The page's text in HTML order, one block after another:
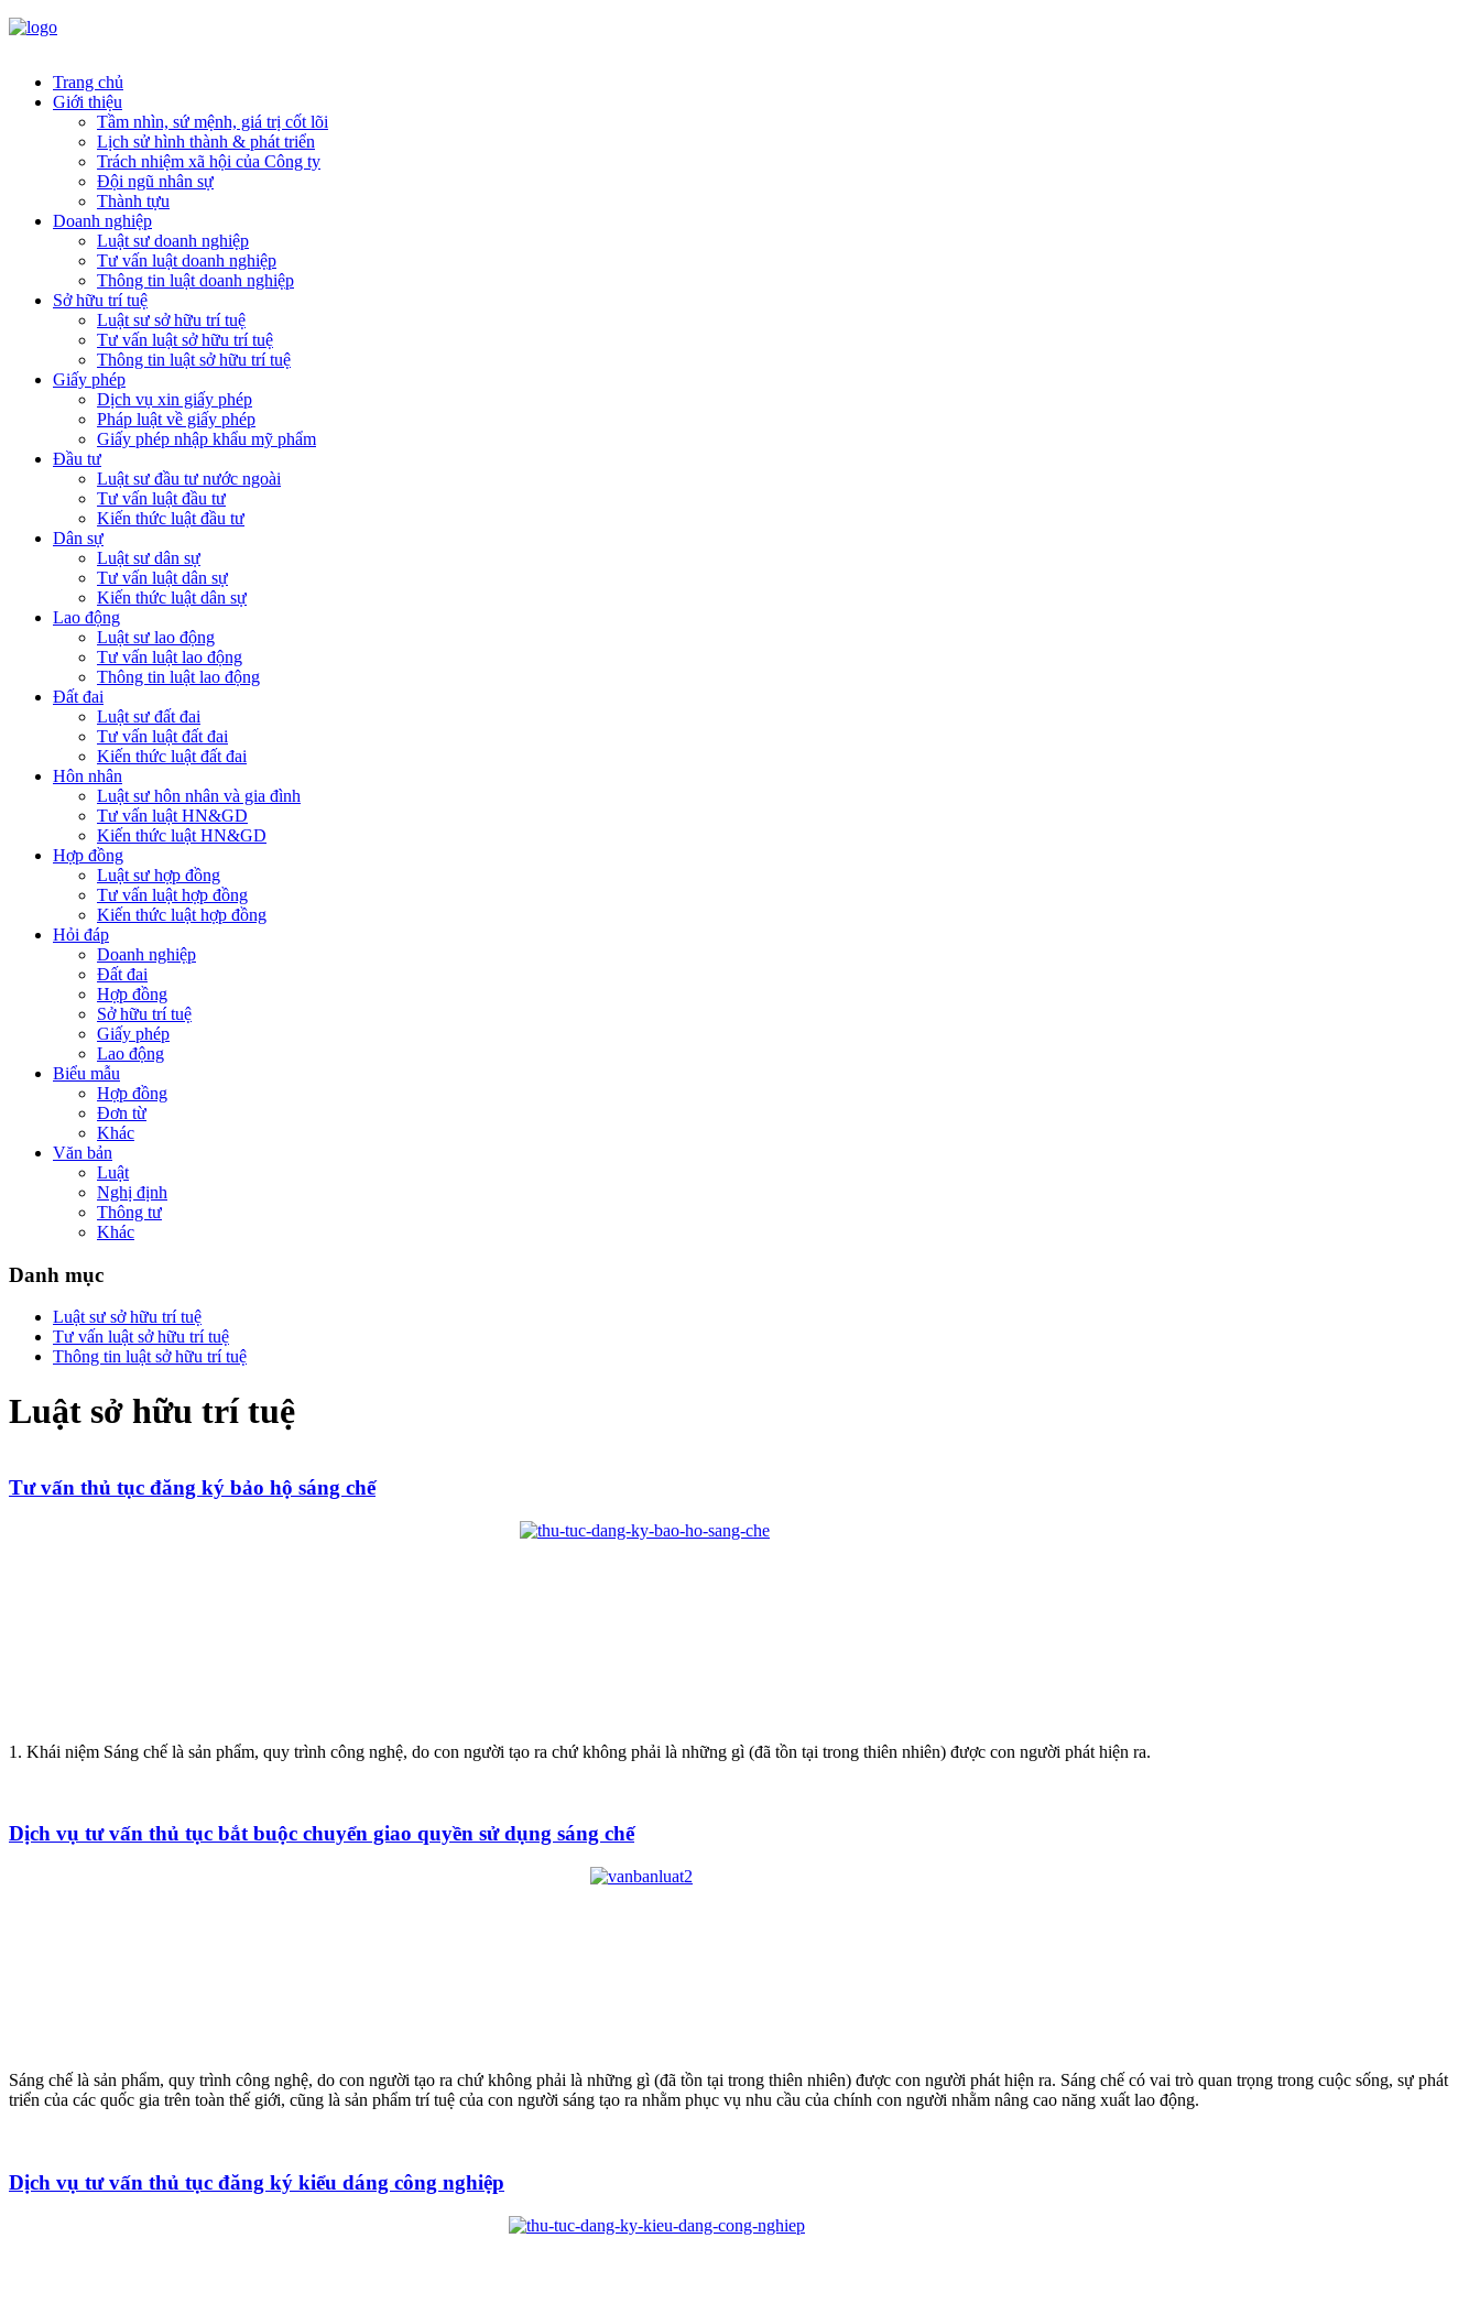
Trang chủ
Giới thiệu
Tầm nhìn, sứ mệnh, giá trị cốt lõi
Lịch sử hình thành & phát triển
Trách nhiệm xã hội của Công ty
Đội ngũ nhân sự
Thành tựu
Doanh nghiệp
Luật sư doanh nghiệp
Tư vấn luật doanh nghiệp
Thông tin luật doanh nghiệp
Sở hữu trí tuệ
Luật sư sở hữu trí tuệ
Tư vấn luật sở hữu trí tuệ
Thông tin luật sở hữu trí tuệ
Giấy phép
Dịch vụ xin giấy phép
Pháp luật về giấy phép
Giấy phép nhập khẩu mỹ phẩm
Đầu tư
Luật sư đầu tư nước ngoài
Tư vấn luật đầu tư
Kiến thức luật đầu tư
Dân sự
Luật sư dân sự
Tư vấn luật dân sự
Kiến thức luật dân sự
Lao động
Luật sư lao động
Tư vấn luật lao động
Thông tin luật lao động
Đất đai
Luật sư đất đai
Tư vấn luật đất đai
Kiến thức luật đất đai
Hôn nhân
Luật sư hôn nhân và gia đình
Tư vấn luật HN&GD
Kiến thức luật HN&GD
Hợp đồng
Luật sư hợp đồng
Tư vấn luật hợp đồng
Kiến thức luật hợp đồng
Hỏi đáp
Doanh nghiệp
Đất đai
Hợp đồng
Sở hữu trí tuệ
Giấy phép
Lao động
Biểu mẫu
Hợp đồng
Đơn từ
Khác
Văn bản
Luật
Nghị định
Thông tư
Khác
Danh mục
Luật sư sở hữu trí tuệ
Tư vấn luật sở hữu trí tuệ
Thông tin luật sở hữu trí tuệ
Luật sở hữu trí tuệ
Tư vấn thủ tục đăng ký bảo hộ sáng chế
1. Khái niệm Sáng chế là sản phẩm, quy trình công nghệ, do con người tạo ra chứ không phải là những gì (đã tồn tại trong thiên nhiên) được con người phát hiện ra.
Dịch vụ tư vấn thủ tục bắt buộc chuyển giao quyền sử dụng sáng chế
Sáng chế là sản phẩm, quy trình công nghệ, do con người tạo ra chứ không phải là những gì (đã tồn tại trong thiên nhiên) được con người phát hiện ra. Sáng chế có vai trò quan trọng trong cuộc sống, sự phát
triển của các quốc gia trên toàn thế giới, cũng là sản phẩm trí tuệ của con người sáng tạo ra nhằm phục vụ nhu cầu của chính con người nhằm nâng cao năng xuất lao động.
Dịch vụ tư vấn thủ tục đăng ký kiểu dáng công nghiệp